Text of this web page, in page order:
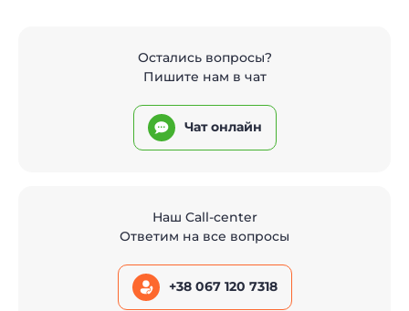
Остались вопросы?
Пишите нам в чат
Чат онлайн
Наш Call-center
Ответим на все вопросы
+38 067 120 7318